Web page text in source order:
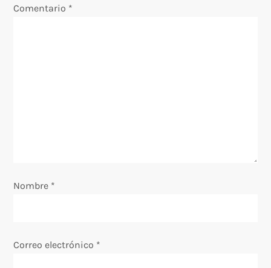
n
r
Comentario *
Nombre *
Correo electrónico *